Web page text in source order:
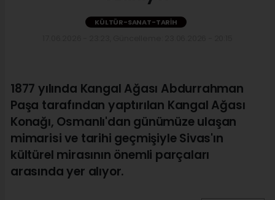
KÜLTÜR-SANAT-TARIH
1877 yılında Kangal Ağası Abdurrahman
Paşa tarafından yaptırılan Kangal Ağası
Konağı, Osmanlı'dan günümüze ulaşan
mimarisi ve tarihi geçmişiyle Sivas'ın
kültürel mirasının önemli parçaları
arasında yer alıyor.